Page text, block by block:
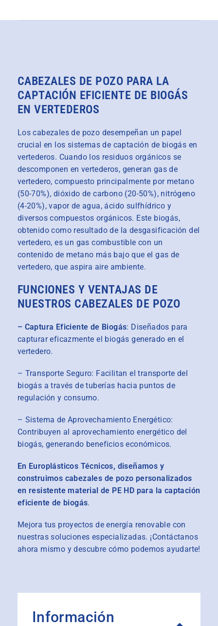
CABEZALES DE POZO PARA LA
CAPTACIÓN EFICIENTE DE BIOGÁS
EN VERTEDEROS
Los cabezales de pozo desempeñan un papel
crucial en los sistemas de captación de biogás en
vertederos. Cuando los residuos orgánicos se
descomponen en vertederos, generan gas de
vertedero, compuesto principalmente por metano
(50-70%), dióxido de carbono (20-50%), nitrógeno
(4-20%), vapor de agua, ácido sulfhídrico y
diversos compuestos orgánicos. Este biogás,
obtenido como resultado de la desgasificación del
vertedero, es un gas combustible con un
contenido de metano más bajo que el gas de
vertedero, que aspira aire ambiente.
FUNCIONES Y VENTAJAS DE
NUESTROS CABEZALES DE POZO
– Captura Eficiente de Biogás: Diseñados para
capturar eficazmente el biogás generado en el
vertedero.
– Transporte Seguro: Facilitan el transporte del
biogás a través de tuberías hacia puntos de
regulación y consumo.
– Sistema de Aprovechamiento Energético:
Contribuyen al aprovechamiento energético del
biogás, generando beneficios económicos.
En Europlásticos Técnicos, diseñamos y
construimos cabezales de pozo personalizados
en resistente material de PE HD para la captación
eficiente de biogás.
Mejora tus proyectos de energía renovable con
nuestras soluciones especializadas. ¡Contáctanos
ahora mismo y descubre cómo podemos ayudarte!
Información